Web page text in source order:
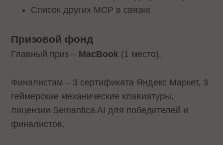
Список других MCP в связке
Призовой фонд
Главный приз – MacBook (1 место).
Финалистам – 3 сертификата Яндекс Маркет, 3
геймерские механические клавиатуры,
лицензии Semantica AI для победителей и
финалистов.